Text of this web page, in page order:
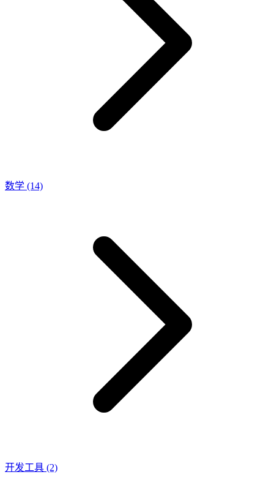
数学 (14)
开发工具 (2)